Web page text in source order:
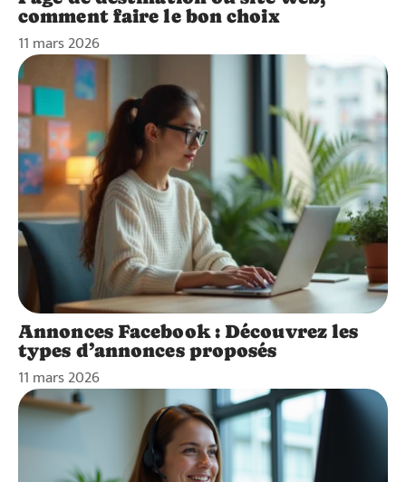
comment faire le bon choix
11 mars 2026
Annonces Facebook : Découvrez les
types d’annonces proposés
11 mars 2026